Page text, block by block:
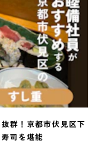
群！京都市伏見区下
司を堪能